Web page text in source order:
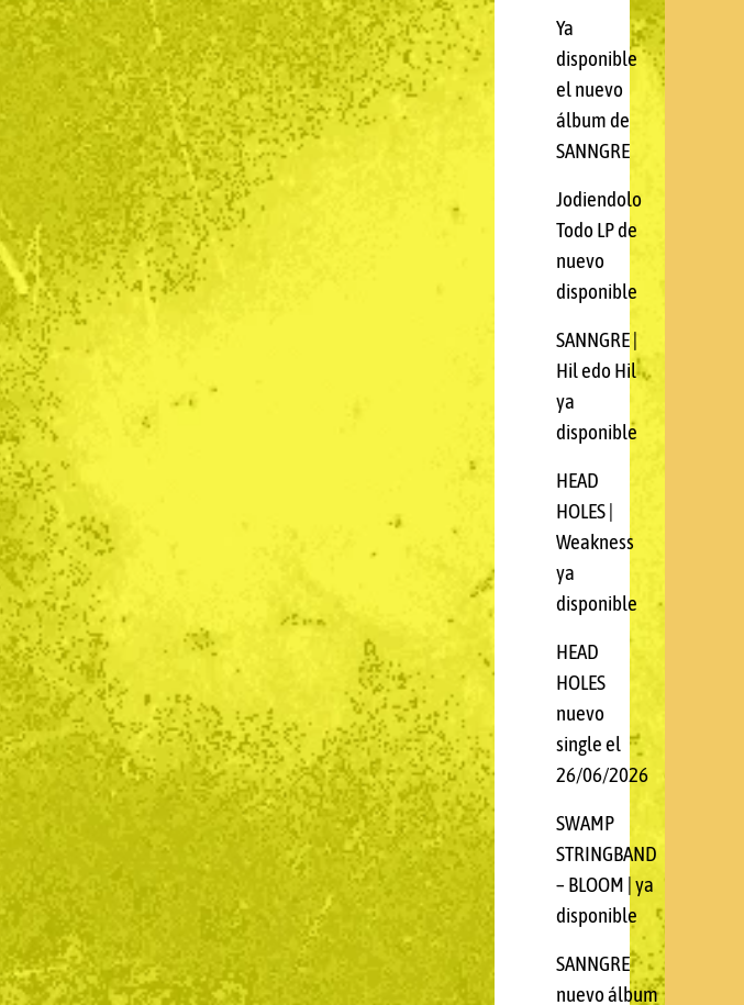
Ya
disponible
el nuevo
álbum de
SANNGRE
Jodiendolo
Todo LP de
nuevo
disponible
SANNGRE |
Hil edo Hil
ya
disponible
HEAD
HOLES |
Weakness
ya
disponible
HEAD
HOLES
nuevo
single el
26/06/2026
SWAMP
STRINGBAND
– BLOOM | ya
disponible
SANNGRE
nuevo álbum